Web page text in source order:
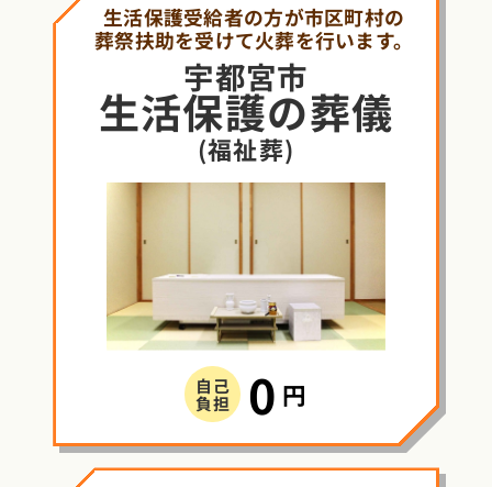
生活保護受給者の方が市区町村の
葬祭扶助を受けて火葬を行います。
宇都宮市
生活保護の葬儀
(福祉葬)
自己
負担 0 円